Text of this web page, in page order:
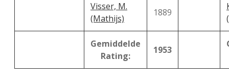
Visser, M.
(Mathijs)
1889
Gemiddelde
Rating:
1953